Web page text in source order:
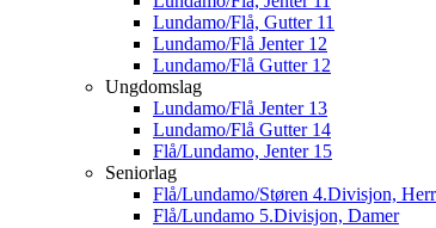
Lundamo/Flå, Gutter 11
Lundamo/Flå Jenter 12
Lundamo/Flå Gutter 12
Ungdomslag
Lundamo/Flå Jenter 13
Lundamo/Flå Gutter 14
Flå/Lundamo, Jenter 15
Seniorlag
Flå/Lundamo/Støren 4.Divisjon,
Flå/Lundamo 5.Divisjon, Damer